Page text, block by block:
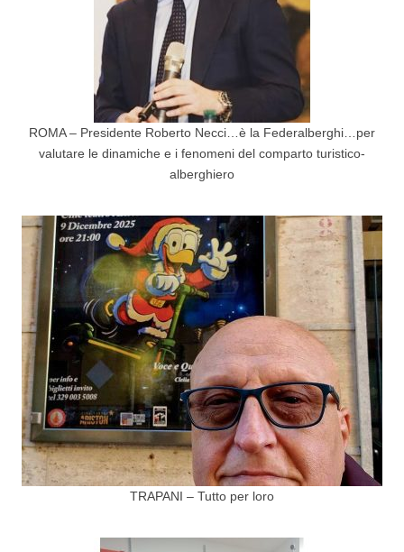
ROMA – Presidente Roberto Necci…è la Federalberghi…per
valutare le dinamiche e i fenomeni del comparto turistico-
alberghiero
TRAPANI – Tutto per loro